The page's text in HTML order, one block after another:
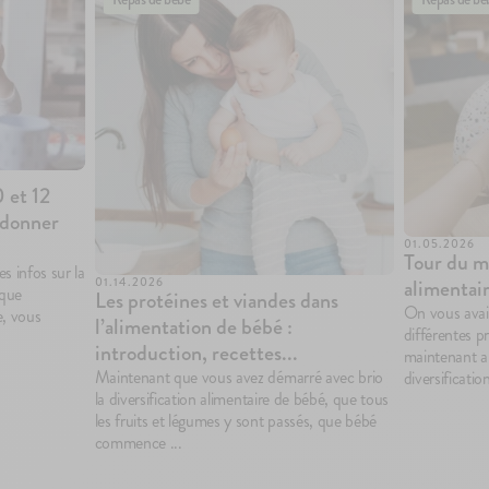
et 12
infos sur la
vous
01.14.2026
Les protéines et viandes dans
l’alimentation de bébé :
introduction, recettes...
Maintenant que vous avez démarré avec brio
la diversification alimentaire de bébé, que tous
les fruits et légumes y sont passés, que bébé
commence ...
01.05.2026
Tour du
On vous
différentes
maintenant